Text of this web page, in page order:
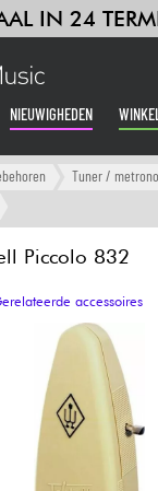
IN 24
NIEUWIGHEDEN
Effecten
& Piano
Tuner /
Piccolo 832
accessoires